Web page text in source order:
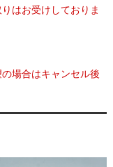
はお受けしておりま
場合はキャンセル後